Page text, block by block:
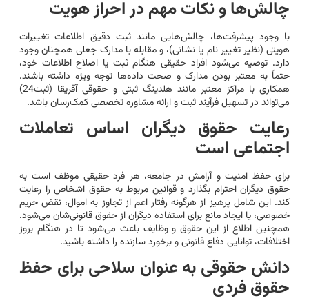
چالش‌ها و نکات مهم در احراز هویت
با وجود پیشرفت‌ها، چالش‌هایی مانند ثبت دقیق اطلاعات تغییرات
هویتی (نظیر تغییر نام یا نشانی)، و مقابله با مدارک جعلی همچنان وجود
دارد. توصیه می‌شود افراد حقیقی هنگام ثبت یا اصلاح اطلاعات خود،
حتماً به معتبر بودن مدارک و صحت داده‌ها توجه ویژه داشته باشند.
همکاری با مراکز معتبر مانند هلدینگ ثبتی و حقوقی آفریقا (ثبت24)
می‌تواند در تسهیل فرآیند ثبت و ارائه مشاوره تخصصی کمک‌رسان باشد.
رعایت حقوق دیگران اساس تعاملات
اجتماعی است
برای حفظ امنیت و آرامش در جامعه، هر فرد حقیقی موظف است به
حقوق دیگران احترام بگذارد و قوانین مربوط به حقوق اشخاص را رعایت
کند. این شامل پرهیز از هرگونه رفتار اعم از تجاوز به اموال، نقض حریم
خصوصی، یا ایجاد مانع برای استفاده دیگران از حقوق قانونی‌شان می‌شود.
همچنین اطلاع از این حقوق و وظایف باعث می‌شود تا در هنگام بروز
اختلافات، توانایی دفاع قانونی و برخورد سازنده را داشته باشید.
دانش حقوقی به عنوان سلاحی برای حفظ
حقوق فردی